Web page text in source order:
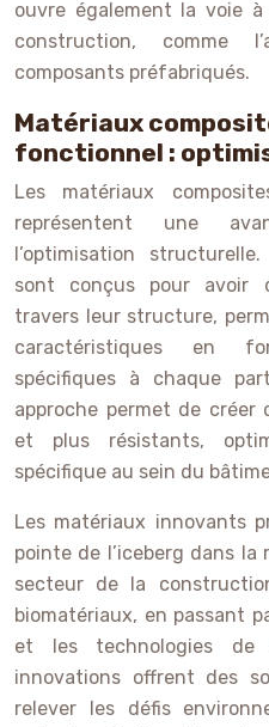
ouvre également la voie
construction, comme
composants préfabriqués.
Matériaux
fonctionnel :
Les matériaux
représentent une
l’optimisation
sont conçus pour avoir
travers leur structure,
caractéristiques en
spécifiques à chaque
approche permet de créer
et plus résistants,
spécifique au sein du
Les matériaux innovants
pointe de l’iceberg dans
secteur de la
biomatériaux, en passant
et les technologies de
innovations offrent des
relever les défis